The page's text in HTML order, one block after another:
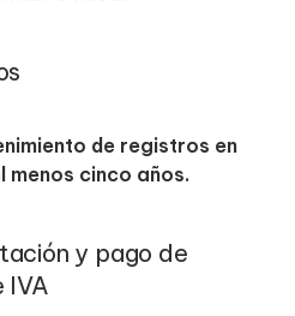
de registros en
menos cinco años.
y pago de
IVA